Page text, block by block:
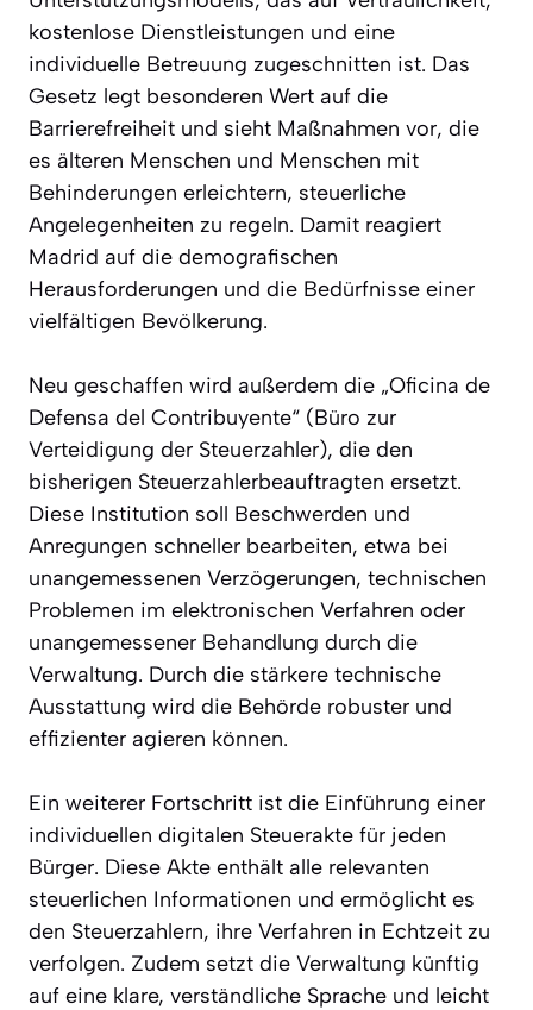
kostenlose Dienstleistungen und eine
individuelle Betreuung zugeschnitten ist. Das
Gesetz legt besonderen Wert auf die
Barrierefreiheit und sieht Maßnahmen vor, die
es älteren Menschen und Menschen mit
Behinderungen erleichtern, steuerliche
Angelegenheiten zu regeln. Damit reagiert
Madrid auf die demografischen
Herausforderungen und die Bedürfnisse einer
vielfältigen Bevölkerung.
Neu geschaffen wird außerdem die „Oficina de
Defensa del Contribuyente“ (Büro zur
Verteidigung der Steuerzahler), die den
bisherigen Steuerzahlerbeauftragten ersetzt.
Diese Institution soll Beschwerden und
Anregungen schneller bearbeiten, etwa bei
unangemessenen Verzögerungen, technischen
Problemen im elektronischen Verfahren oder
unangemessener Behandlung durch die
Verwaltung. Durch die stärkere technische
Ausstattung wird die Behörde robuster und
effizienter agieren können.
Ein weiterer Fortschritt ist die Einführung einer
individuellen digitalen Steuerakte für jeden
Bürger. Diese Akte enthält alle relevanten
steuerlichen Informationen und ermöglicht es
den Steuerzahlern, ihre Verfahren in Echtzeit zu
verfolgen. Zudem setzt die Verwaltung künftig
auf eine klare, verständliche Sprache und leicht